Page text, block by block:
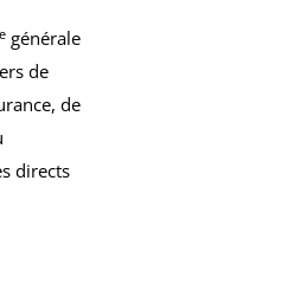
générale
de
de
directs